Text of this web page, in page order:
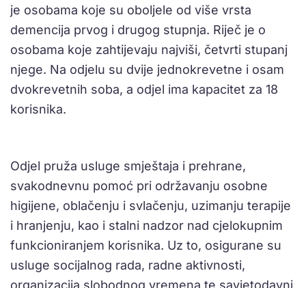
je osobama koje su oboljele od više vrsta
demencija prvog i drugog stupnja. Riječ je o
osobama koje zahtijevaju najviši, četvrti stupanj
njege. Na odjelu su dvije jednokrevetne i osam
dvokrevetnih soba, a odjel ima kapacitet za 18
korisnika.
Odjel pruža usluge smještaja i prehrane,
svakodnevnu pomoć pri održavanju osobne
higijene, oblačenju i svlačenju, uzimanju terapije
i hranjenju, kao i stalni nadzor nad cjelokupnim
funkcioniranjem korisnika. Uz to, osigurane su
usluge socijalnog rada, radne aktivnosti,